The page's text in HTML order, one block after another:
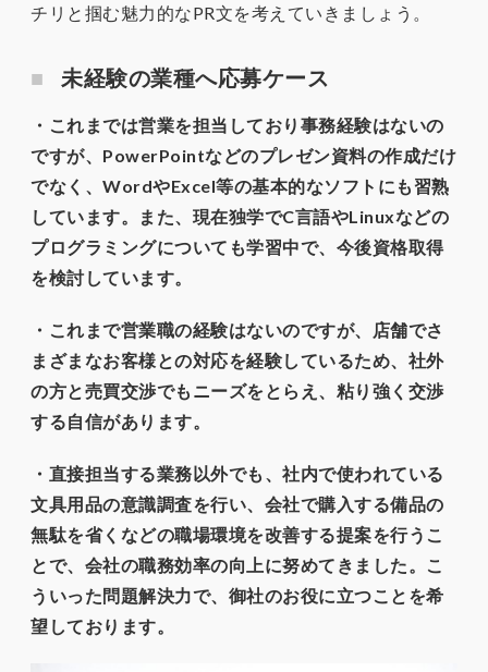
チリと掴む魅力的なPR文を考えていきましょう。
未経験の業種へ応募ケース
・これまでは営業を担当しており事務経験はないの
ですが、PowerPointなどのプレゼン資料の作成だけ
でなく、WordやExcel等の基本的なソフトにも習熟
しています。また、現在独学でC言語やLinuxなどの
プログラミングについても学習中で、今後資格取得
を検討しています。
・これまで営業職の経験はないのですが、店舗でさ
まざまなお客様との対応を経験しているため、社外
の方と売買交渉でもニーズをとらえ、粘り強く交渉
する自信があります。
・直接担当する業務以外でも、社内で使われている
文具用品の意識調査を行い、会社で購入する備品の
無駄を省くなどの職場環境を改善する提案を行うこ
とで、会社の職務効率の向上に努めてきました。こ
ういった問題解決力で、御社のお役に立つことを希
望しております。